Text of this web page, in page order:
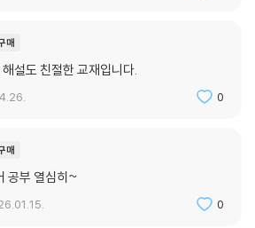
매
설도 친절한 교재입니다.
0
매
공부 열심히~
0